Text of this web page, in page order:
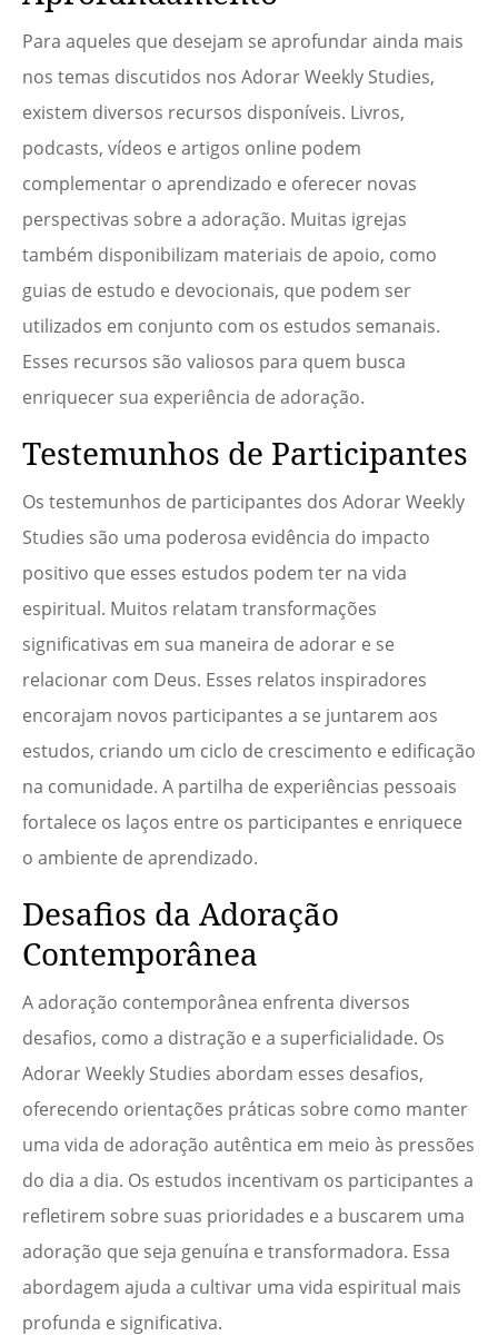
Para aqueles que desejam se aprofundar ainda mais
nos temas discutidos nos Adorar Weekly Studies,
existem diversos recursos disponíveis. Livros,
podcasts, vídeos e artigos online podem
complementar o aprendizado e oferecer novas
perspectivas sobre a adoração. Muitas igrejas
também disponibilizam materiais de apoio, como
guias de estudo e devocionais, que podem ser
utilizados em conjunto com os estudos semanais.
Esses recursos são valiosos para quem busca
enriquecer sua experiência de adoração.
Testemunhos de Participantes
Os testemunhos de participantes dos Adorar Weekly
Studies são uma poderosa evidência do impacto
positivo que esses estudos podem ter na vida
espiritual. Muitos relatam transformações
significativas em sua maneira de adorar e se
relacionar com Deus. Esses relatos inspiradores
encorajam novos participantes a se juntarem aos
estudos, criando um ciclo de crescimento e edificação
na comunidade. A partilha de experiências pessoais
fortalece os laços entre os participantes e enriquece
o ambiente de aprendizado.
Desafios da Adoração
Contemporânea
A adoração contemporânea enfrenta diversos
desafios, como a distração e a superficialidade. Os
Adorar Weekly Studies abordam esses desafios,
oferecendo orientações práticas sobre como manter
uma vida de adoração autêntica em meio às pressões
do dia a dia. Os estudos incentivam os participantes a
refletirem sobre suas prioridades e a buscarem uma
adoração que seja genuína e transformadora. Essa
abordagem ajuda a cultivar uma vida espiritual mais
profunda e significativa.